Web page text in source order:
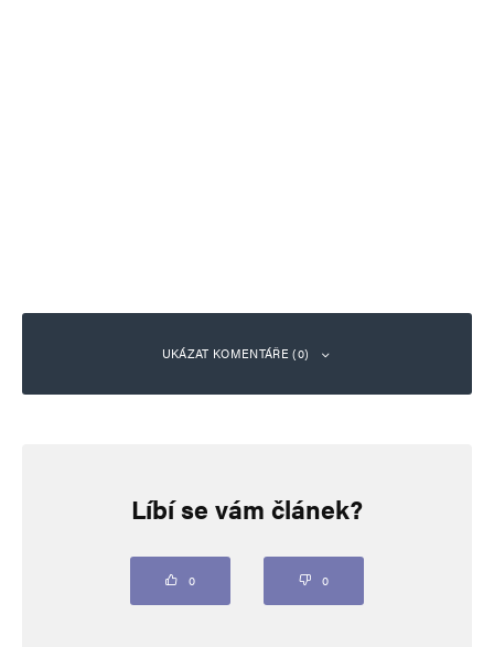
UKÁZAT KOMENTÁŘE (0)
Vaše e-mailová adresa nebude zveřejněna. Vyžadované informace jsou
Líbí se vám článek?
0 0